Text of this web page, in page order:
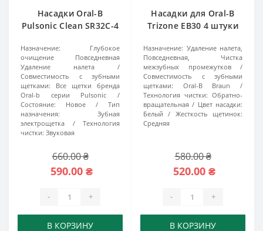
Насадки Oral-B
Pulsonic Clean SR32C-4
Назначение:
Глубокое
очищение Повседневная
Удаление налета
Совместимость с зубными
щетками:
Все щетки бренда
Oral-b серии Pulsonic
Состояние:
Новое
Тип
назначения:
Зубная
электрощетка
Технология
чистки: Звуковая
660.00 ₴
590.00 ₴
- +
В КОРЗИНУ
Насадки для Oral-B
Trizone EB30 4 штуки
Назначение: Удаление налета,
Повседневная, Чистка
межзубных промежутков
Совместимость с зубными
щетками:
Oral-B Braun
Технология чистки: Обратно-
вращательная
Цвет насадки:
Белый
Жесткость щетинок:
Средняя
580.00 ₴
520.00 ₴
- +
В КОРЗИНУ